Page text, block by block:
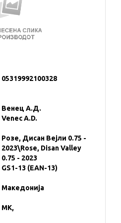
05319992100328
Венец А.Д.
Venec A.D.
Розе, Дисан Вејли 0.75 -
2023\Rose, Disan Valley
0.75 - 2023
GS1-13 (EAN-13)
Македонија
MK,